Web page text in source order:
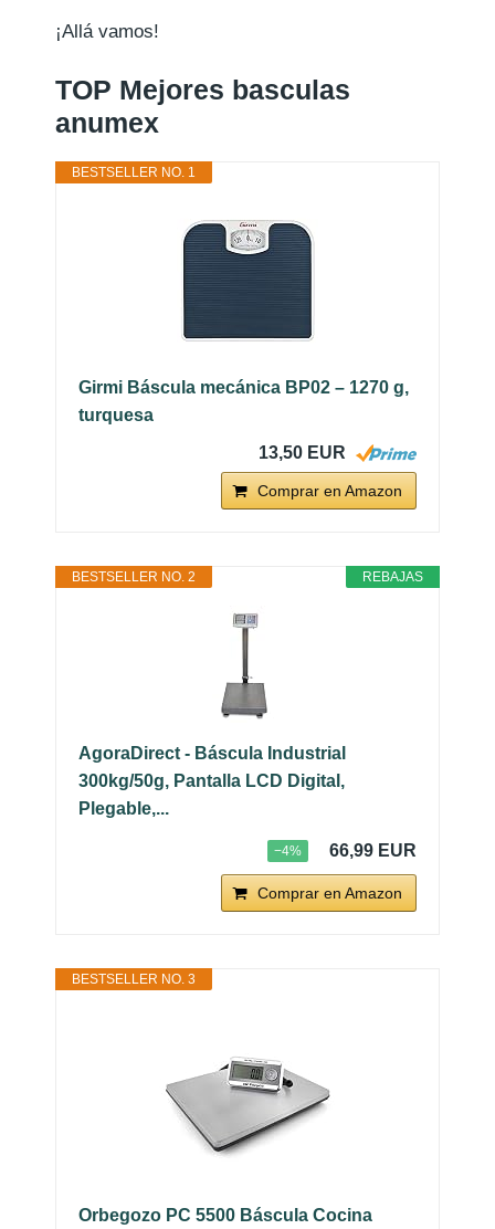
¡Allá vamos!
TOP Mejores basculas
anumex
BESTSELLER NO. 1
Girmi Báscula mecánica BP02 – 1270 g,
turquesa
13,50 EUR
Comprar en Amazon
REBAJAS
BESTSELLER NO. 2
AgoraDirect - Báscula Industrial
300kg/50g, Pantalla LCD Digital,
Plegable,...
−4% 66,99 EUR
Comprar en Amazon
BESTSELLER NO. 3
Orbegozo PC 5500 Báscula Cocina